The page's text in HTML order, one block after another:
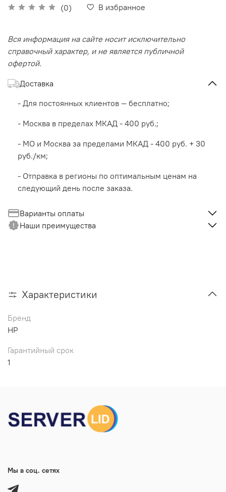
(0) В избранное
Вся информация на сайте носит исключительно
справочный характер, и не является публичной
офертой.
Доставка
- Для постоянных клиентов — бесплатно;
- Москва в пределах МКАД - 400 руб.;
- МО и Москва за пределами МКАД - 400 руб. + 30
руб./км;
- Отправка в регионы по оптимальным ценам на
следующий день после заказа.
Варианты оплаты
Наши преимущества
Характеристики
Бренд
HP
Гарантийный срок
1
Мы в соц. сетях